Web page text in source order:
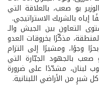
بو صعب، بالعلاقة التي
إياه بالشريك الاستراتيجي.
التعاون بين الجيش والـ
مذكّرًا بخروقات العدو
المتكررة للقرار 1701 برًا وبحرًا وجوًا، ومشيرًا إلى التزام
صعب بالجهود الجبّارة التي
لبنان، مشدّدًا على ضرورة
شبرٍ من الأراضي اللبنانية.